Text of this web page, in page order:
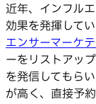
近年、インフル
効果を発揮してい
エンサーマーケ
ーをリストアッ
を発信してもら
が高く、直接予